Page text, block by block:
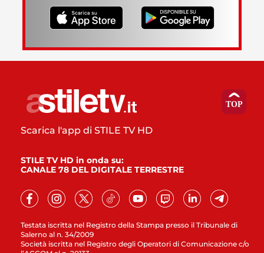
Testata iscritta nel Registro della Stampa presso il Tribunale di
Salerno al n. 34/2009
Società iscritta nel Registro degli Operatori di Comunicazione c/o
Scarica l'app di STILE TV HD
STILE TV HD in onda su:
CANALE 78 DEL DIGITALE TERRESTRE